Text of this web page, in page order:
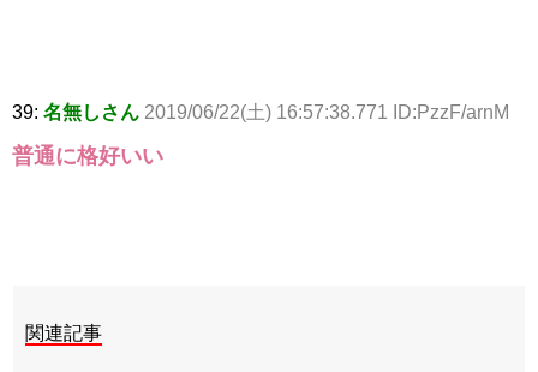
39: 名無しさん 2019/06/22(土) 16:57:38.771 ID:PzzF/arnM
普通に格好いい
関連記事